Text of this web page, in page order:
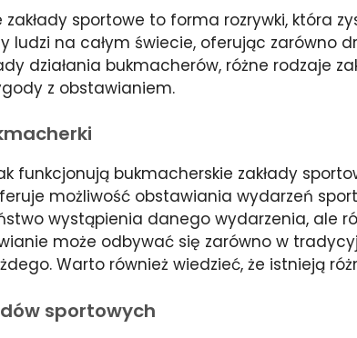
zakłady sportowe to forma rozrywki, która
ludzi na całym świecie, oferując zarówno
działania bukmacherów, różne rodzaje
z obstawianiem.
funkcjonują bukmacherskie zakłady
możliwość obstawiania wydarzeń
wystąpienia danego wydarzenia, ale
może odbywać się zarówno w
Warto również wiedzieć, że istnieją
sportowych